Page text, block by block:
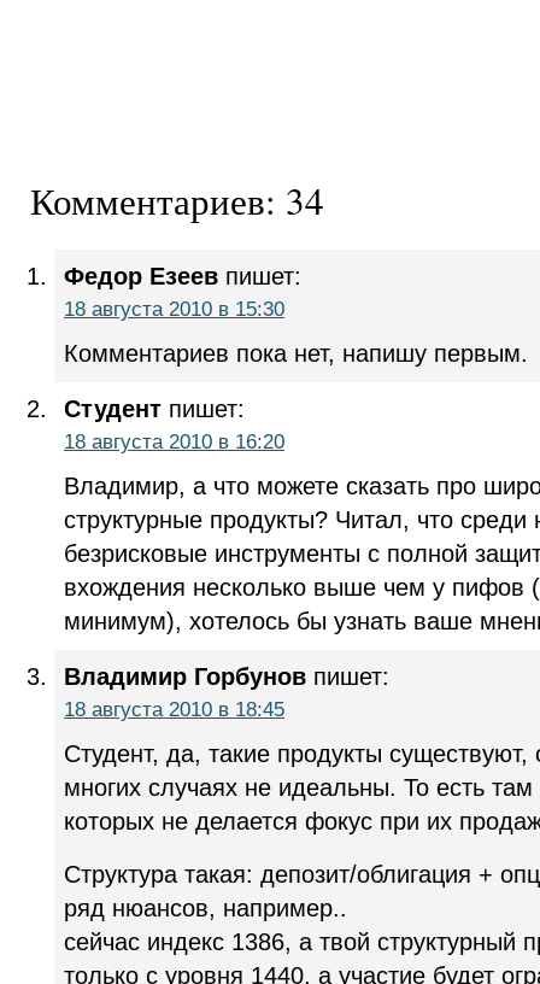
Комментариев: 34
Федор Езеев пишет:
18 августа 2010 в 15:30
Комментариев пока нет, напишу первым.
Студент пишет:
18 августа 2010 в 16:20
Владимир, а что можете сказать про
структурные продукты? Читал, что
безрисковые инструменты с полной
вхождения несколько выше чем у пифов
минимум), хотелось бы узнать ваше
Владимир Горбунов пишет:
18 августа 2010 в 18:45
Студент, да, такие продукты
многих случаях не идеальны. То есть
которых не делается фокус при их
Структура такая: депозит/облигация +
ряд нюансов, например..
сейчас индекс 1386, а твой структурный
только с уровня 1440, а участие будет